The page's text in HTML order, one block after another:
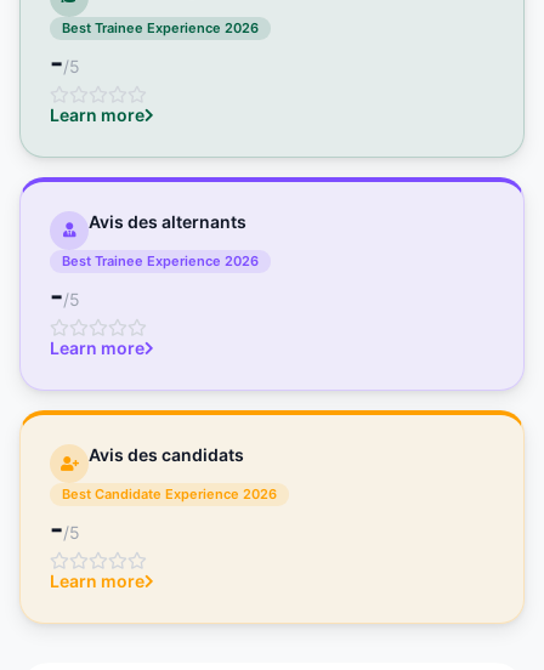
Best Trainee Experience 2026
-/5
Learn more
Avis des alternants
Best Trainee Experience 2026
-/5
Learn more
Avis des candidats
Best Candidate Experience 2026
-/5
Learn more